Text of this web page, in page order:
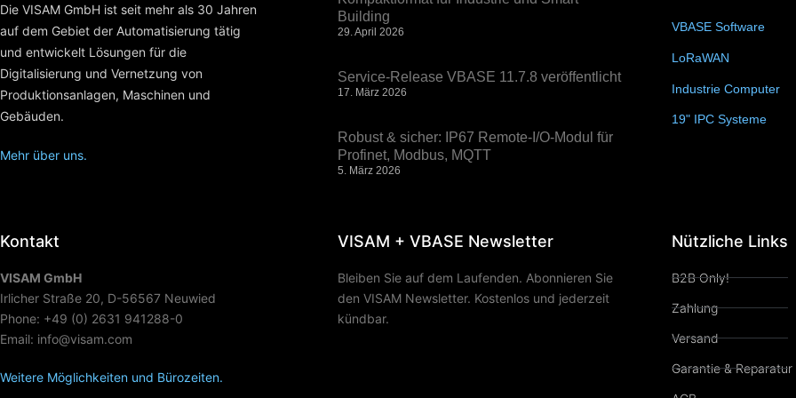
Die VISAM GmbH ist seit mehr als 30 Jahren
auf dem Gebiet der Automatisierung tätig
und entwickelt Lösungen für die
Digitalisierung und Vernetzung von
Produktionsanlagen, Maschinen und
Gebäuden.
Mehr über uns.
Building
29. April 2026
Service-Release VBASE 11.7.8 veröffentlicht
17. März 2026
Robust & sicher: IP67 Remote-I/O-Modul für
Profinet, Modbus, MQTT
5. März 2026
VBASE Software
LoRaWAN
Industrie Computer
19" IPC Systeme
Kontakt
VISAM GmbH
Irlicher Straße 20, D-56567 Neuwied
Phone: +49 (0) 2631 941288-0
Email: info@visam.com
Weitere Möglichkeiten und Bürozeiten.
VISAM + VBASE Newsletter
Bleiben Sie auf dem Laufenden. Abonnieren Sie
den VISAM Newsletter. Kostenlos und jederzeit
kündbar.
Nützliche Links
B2B Only!
Zahlung
Versand
Garantie & Reparatur